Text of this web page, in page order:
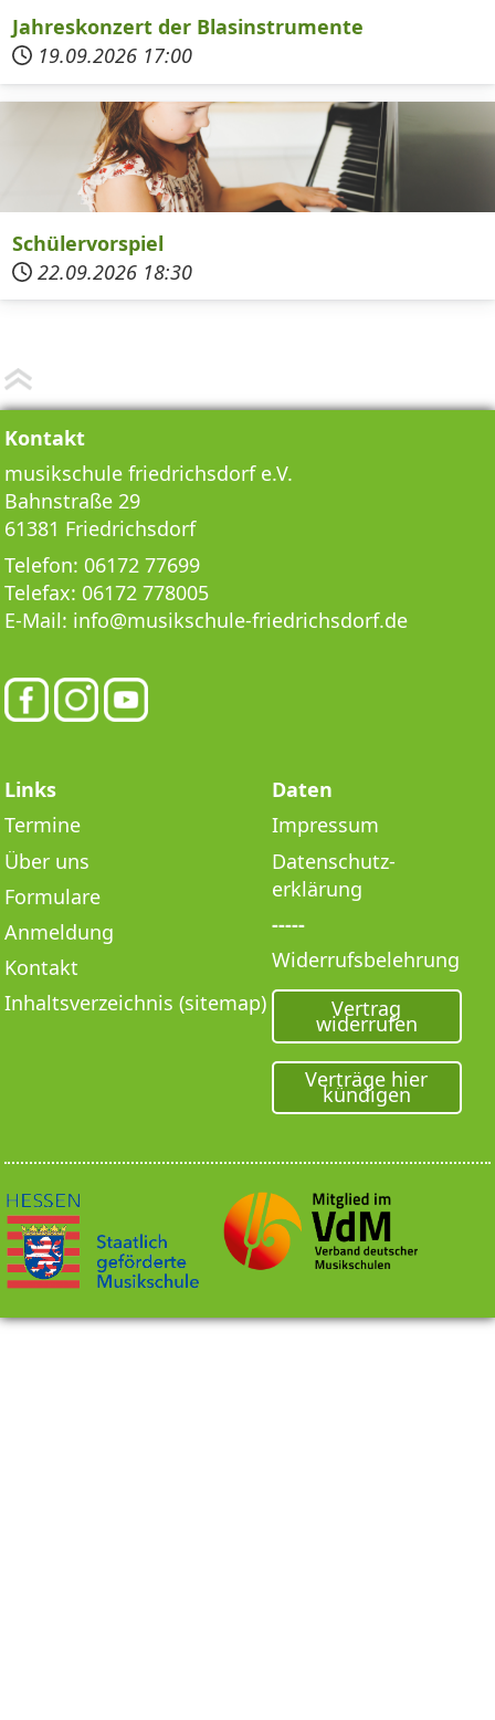
Jahreskonzert der Blasinstrumente
19.09.2026 17:00
Schülervorspiel
22.09.2026 18:30
Kontakt
musikschule friedrichsdorf e.V.
Bahnstraße 29
61381 Friedrichsdorf
Telefon:06172 77699
Telefax:06172 778005
E-Mail: info@musikschule-friedrichsdorf.de
Links
Termine
Über uns
Formulare
Anmeldung
Kontakt
Inhaltsverzeichnis (sitemap)
Daten
Impressum
Datenschutz­
erklärung
-----
Widerrufsbelehrung
Vertrag
widerrufen
Verträge hier
kündigen